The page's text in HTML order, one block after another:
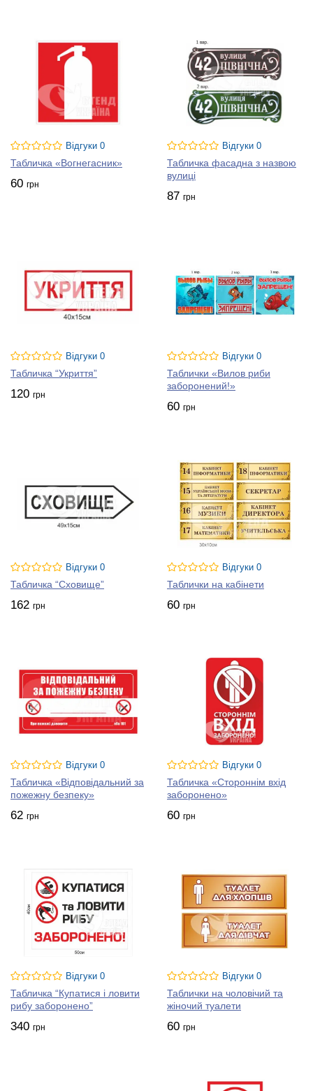
Відгуки 0
Табличка «Вогнегасник»
60 грн
Відгуки 0
Табличка фасадна з назвою
вулиці
87 грн
Відгуки 0
Табличка “Укриття”
120 грн
Відгуки 0
Таблички «Вилов риби
заборонений!»
60 грн
Відгуки 0
Табличка “Сховище”
162 грн
Відгуки 0
Таблички на кабінети
60 грн
Відгуки 0
Табличка «Відповідальний за
пожежну безпеку»
62 грн
Відгуки 0
Табличка «Стороннім вхід
заборонено»
60 грн
Відгуки 0
Табличка “Купатися і ловити
рибу заборонено”
340 грн
Відгуки 0
Таблички на чоловічий та
жіночий туалети
60 грн